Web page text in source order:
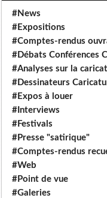
#News
#Expositions
#Comptes-rendus
#Débats Conférences
#Analyses sur la
#Dessinateurs
#Expos à louer
#Interviews
#Festivals
#Presse "satirique"
#Comptes-rendus
#Web
#Point de vue
#Galeries